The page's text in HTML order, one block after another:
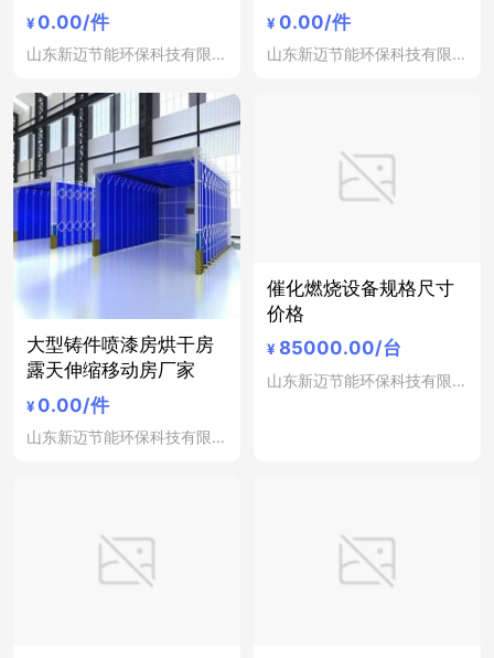
¥ 0.00/件
山东新迈节能环保科技有限公司
¥ 0.00/件
山东新迈节能环保科技有限公司
大型铸件喷漆房烘干房
露天伸缩移动房厂家
¥ 0.00/件
山东新迈节能环保科技有限公司
催化燃烧设备规格尺寸
价格
¥ 85000.00/台
山东新迈节能环保科技有限公司